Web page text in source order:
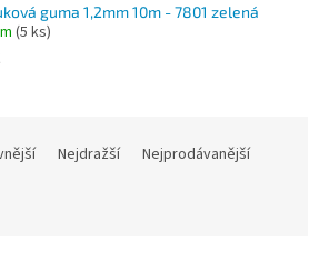
guma 1,2mm 10m - 7801 zelená
(5 ks)
Nejdražší
Nejprodávanější